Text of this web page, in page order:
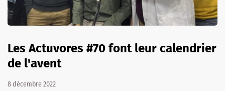
Les Actuvores #70 font leur calendrier
de l'avent
8 décembre 2022